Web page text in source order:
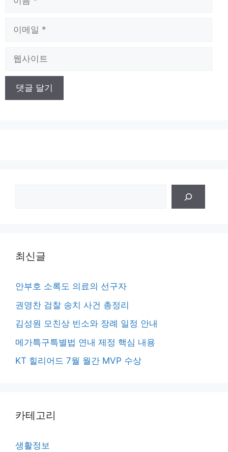
최신글
안부호 소록도 의료의 선구자
권영찬 검찰 송치 사건 총정리
김성원 모친상 빈소와 장례 일정 안내
메가특구특별법 연내 제정 핵심 내용
KT 힐리어드 7월 월간 MVP 수상
카테고리
생활정보